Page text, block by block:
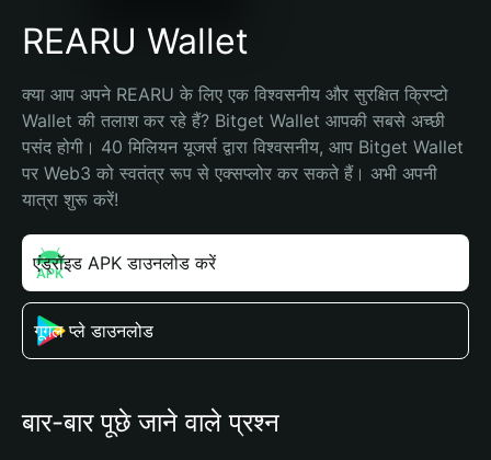
REARU Wallet
क्या आप अपने REARU के लिए एक विश्वसनीय और सुरक्षित क्रिप्टो
Wallet की तलाश कर रहे हैं? Bitget Wallet आपकी सबसे अच्छी
पसंद होगी। 40 मिलियन यूजर्स द्वारा विश्वसनीय, आप Bitget Wallet
पर Web3 को स्वतंत्र रूप से एक्सप्लोर कर सकते हैं। अभी अपनी
यात्रा शुरू करें!
एंड्रॉइड APK डाउनलोड करें
गूगल प्ले डाउनलोड
बार-बार पूछे जाने वाले प्रश्न